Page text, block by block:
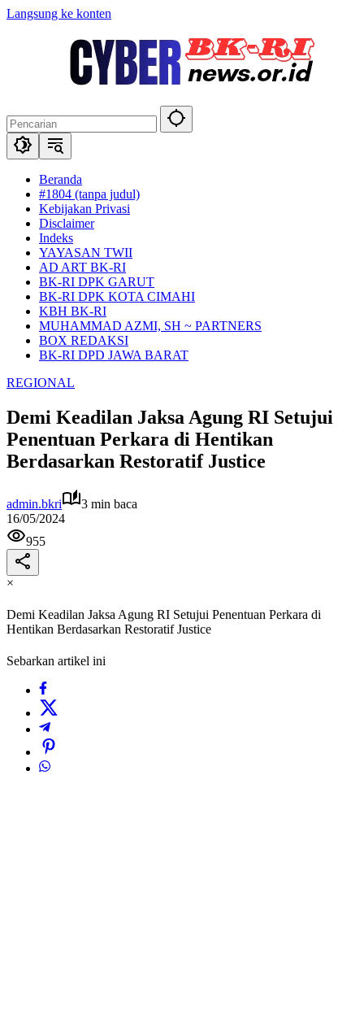
Langsung ke konten
Beranda
#1804 (tanpa judul)
Kebijakan Privasi
Disclaimer
Indeks
YAYASAN TWII
AD ART BK-RI
BK-RI DPK GARUT
BK-RI DPK KOTA CIMAHI
KBH BK-RI
MUHAMMAD AZMI, SH ~ PARTNERS
BOX REDAKSI
BK-RI DPD JAWA BARAT
REGIONAL
Demi Keadilan Jaksa Agung RI Setujui
Penentuan Perkara di Hentikan
Berdasarkan Restoratif Justice
admin.bkri
3 min baca
16/05/2024
955
×
Demi Keadilan Jaksa Agung RI Setujui Penentuan Perkara di
Hentikan Berdasarkan Restoratif Justice
Sebarkan artikel ini